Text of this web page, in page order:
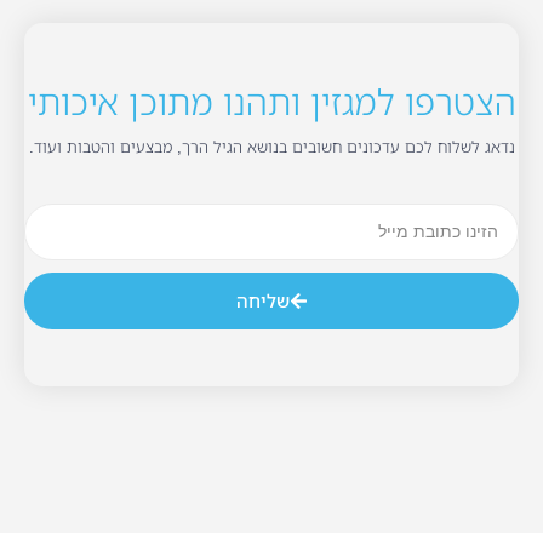
הצטרפו למגזין ותהנו מתוכן איכותי
נדאג לשלוח לכם עדכונים חשובים בנושא הגיל הרך, מבצעים והטבות ועוד.
שליחה